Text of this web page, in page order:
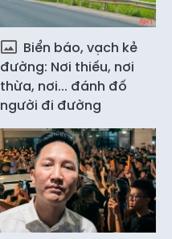
Biển báo, vạch kẻ
đường: Nơi thiếu, nơi
thừa, nơi... đánh đố
người đi đường